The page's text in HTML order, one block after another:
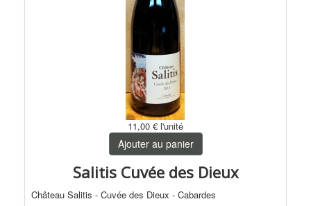
11,00 € l'unité
Ajouter au panier
Salitis Cuvée des Dieux
Château Salitis - Cuvée des Dieux - Cabardes